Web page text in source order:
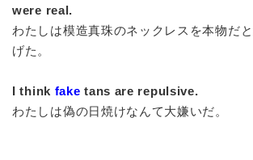
were real.
わたしは模造真珠のネックレスを本物だ
げた。
I think fake tans are repulsive.
わたしは偽の日焼けなんて大嫌いだ。